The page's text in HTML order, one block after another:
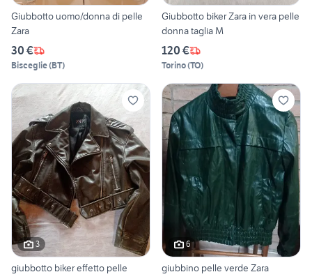
Giubbotto uomo/donna di pelle
Zara
30 €
Bisceglie(BT)
Giubbotto biker Zara in vera pelle
donna taglia M
120 €
Torino(TO)
3
giubbotto biker effetto pelle
6
giubbino pelle verde Zara